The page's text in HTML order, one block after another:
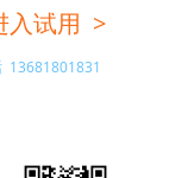
试用 >
13681801831